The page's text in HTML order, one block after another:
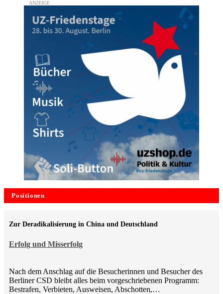
Positionen
Erfolg und Misserfolg
Zur Deradikalisierung in China und Deutschland
Nach dem Anschlag auf die Besucherinnen und Besucher des
Berliner CSD bleibt alles beim vorgeschriebenen Programm:
Bestrafen, Verbieten, Ausweisen, Abschotten,…